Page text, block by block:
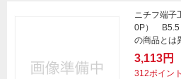
ニチフ端
0P） B5.5
の商品とは
3,113円
312ポイント